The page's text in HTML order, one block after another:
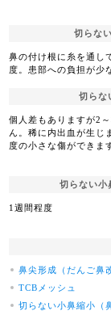
切らな
鼻の付け根に糸を通し
度。患部への負担が少
切らな
個人差もありますが2
ん。稀に内出血が生じ
度の小さな傷ができま
切らない小
1週間程度
鼻尖形成（だんご鼻
TCBメッシュ
切らない小鼻縮小（